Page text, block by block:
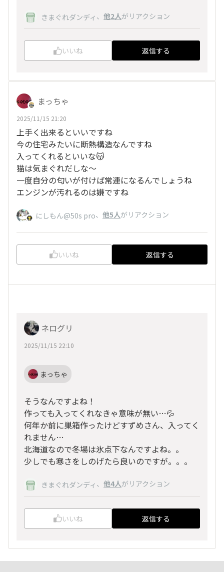
きまぐれダンディ 、 他2人がリアクション
いいね 返信する
まっちゃ
2025/11/15 21:20
上手く出来るといいですね
今の住宅みたいに断熱構造なんですね
入ってくれるといいな😽
猫は気まぐれだしな〜
一度自分の匂いが付けば常連になるんでしょうね
エンジンが汚れるのは嫌ですね
にしもん@50s pro、 他5人がリアクション
いいね 返信する
ネログリ
2025/11/15 22:10
まっちゃ
そうなんですよね！
作っても入ってくれなきゃ意味が無い…💦
何年か前に巣箱作ったけどすずめさん、入ってく
れません…
北海道なので冬場は氷点下なんですよね。。
少しでも寒さをしのげたら良いのですが。。。
きまぐれダンディ 、 他4人がリアクション
いいね 返信する